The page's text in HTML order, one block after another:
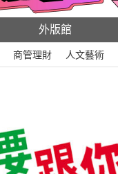
外版館
商管理財 人文藝術